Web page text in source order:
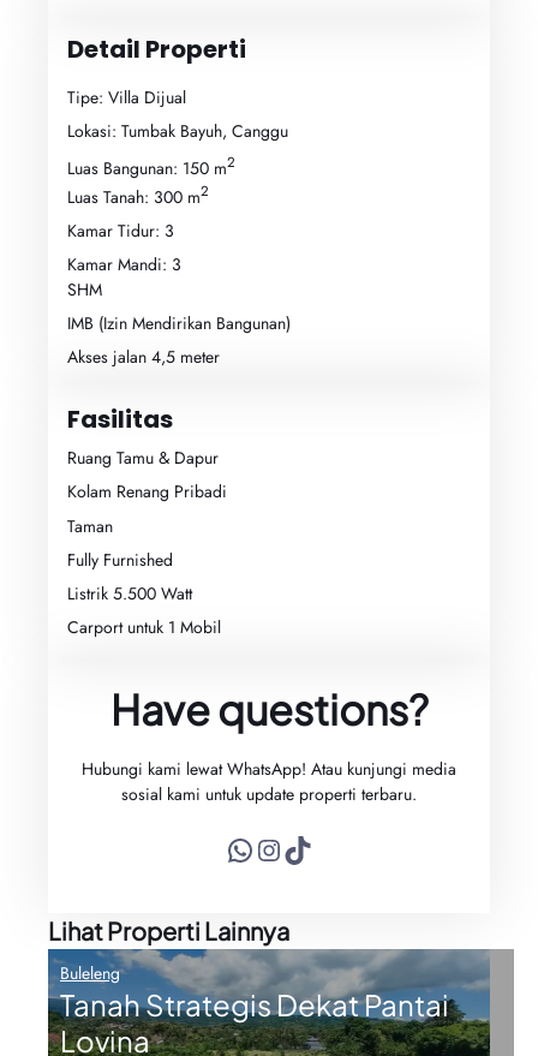
Detail Properti
Tipe: Villa Dijual
Lokasi: Tumbak Bayuh, Canggu
Luas Bangunan: 150 m2
Luas Tanah: 300 m2
Kamar Tidur: 3
Kamar Mandi: 3
SHM
IMB (Izin Mendirikan Bangunan)
Akses jalan 4,5 meter
Fasilitas
Ruang Tamu & Dapur
Kolam Renang Pribadi
Taman
Fully Furnished
Listrik 5.500 Watt
Carport untuk 1 Mobil
Have questions?
Hubungi kami lewat WhatsApp! Atau kunjungi media
sosial kami untuk update properti terbaru.
WhatsApp Instagram TikTok
Lihat Properti Lainnya
Buleleng
Tanah Strategis Dekat Pantai
Lovina